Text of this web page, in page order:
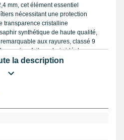
mm, cet élément essentiel
nécessitant une protection
transparence cristalline
synthétique de haute qualité,
aux rayures, classé 9
ce qui en fait un choix idéal pour
pièces anciennes nécessitant une
permettra de vérifier avec
telles que Montblanc,
chaque millimètre compte pour
la description